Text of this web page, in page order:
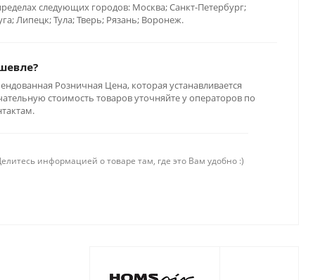
следующих городов: Москва; Санкт-Петербург;
Липецк; Тула; Тверь; Рязань; Воронеж.
Розничная Цена, которая устанавливается
стоимость товаров уточняйте у операторов по
информацией о товаре там, где это Вам удобно :)